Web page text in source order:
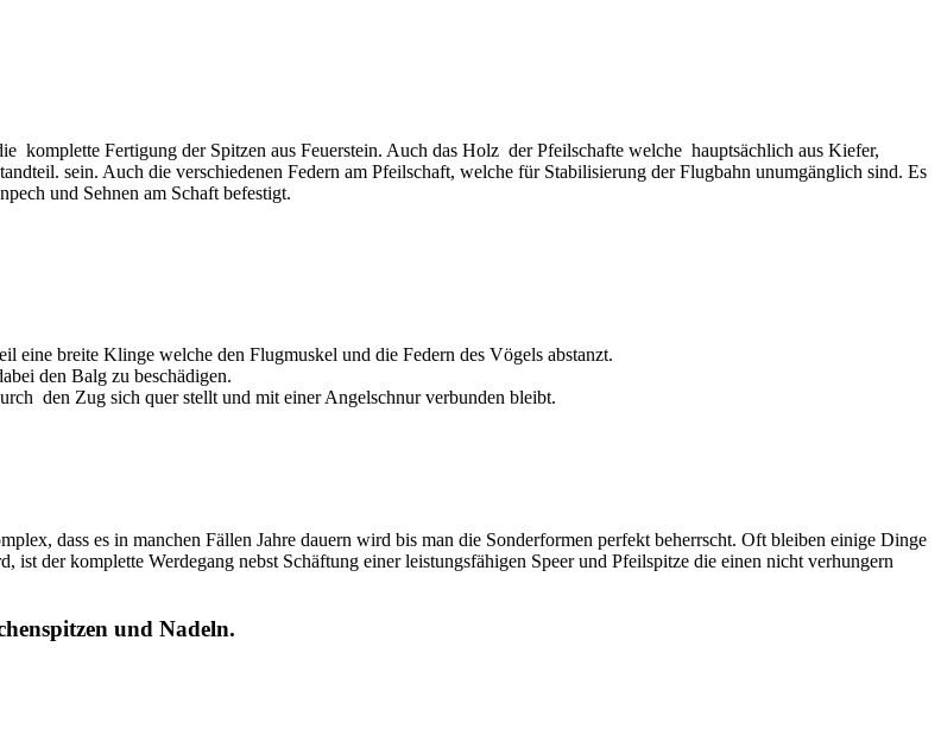
komplette Fertigung der Spitzen aus Feuerstein. Auch das Holz der Pfeilschafte welche hauptsächlich aus Kiefer,
sein. Auch die verschiedenen Federn am Pfeilschaft, welche für Stabilisierung der Flugbahn unumgänglich sind. Es
und Sehnen am Schaft befestigt.
eine breite Klinge welche den Flugmuskel und die Federn des Vögels abstanzt.
den Balg zu beschädigen.
den Zug sich quer stellt und mit einer Angelschnur verbunden bleibt.
dass es in manchen Fällen Jahre dauern wird bis man die Sonderformen perfekt beherrscht. Oft bleiben einige Dinge
der komplette Werdegang nebst Schäftung einer leistungsfähigen Speer und Pfeilspitze die einen nicht verhungern
und Nadeln.